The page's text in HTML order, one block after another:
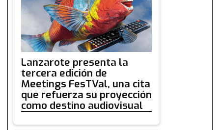
Lanzarote presenta la
tercera edición de
Meetings FesTVal, una cita
que refuerza su proyección
como destino audiovisual